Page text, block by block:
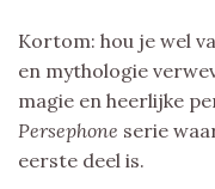
Kortom: hou je wel
en mythologie
magie en heerlijke
Persephone serie
eerste deel is.